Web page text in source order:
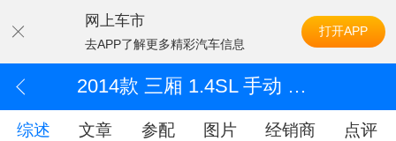
网上车市
去APP了解更多精彩汽车信息
打开APP
2014款 三厢 1.4SL 手动 舒适版
综述 文章 参配 图片 经销商 点评